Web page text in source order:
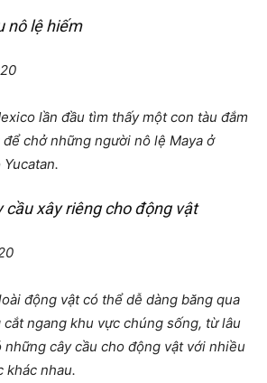
nô lệ hiếm
lần đầu tìm thấy một con tàu đắm
chở những người nô lệ Maya ở
cầu xây riêng cho động vật
động vật có thể dễ dàng băng qua
ngang khu vực chúng sống, từ lâu
cây cầu cho động vật với nhiều
khác nhau.